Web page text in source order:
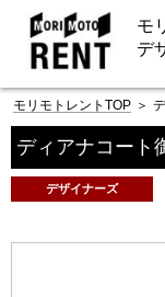
モ
デ
モリモトレントTOP ＞
ディアナコート
デザイナーズ